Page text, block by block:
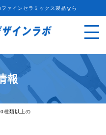
ァインセラミックス製品なら
報
種類以上の